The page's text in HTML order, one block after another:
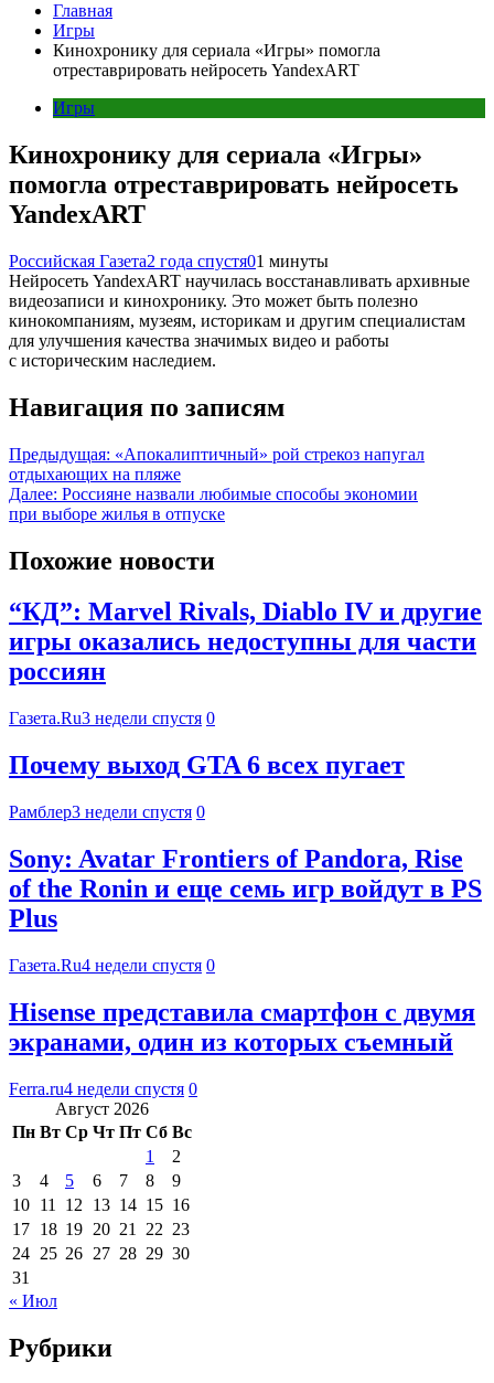
Главная
Игры
Кинохронику для сериала «Игры» помогла
отреставрировать нейросеть YandexART
Игры
Кинохронику для сериала «Игры»
помогла отреставрировать нейросеть
YandexART
Российская Газета2 года спустя01 минуты
Нейросеть YandexART научилась восстанавливать архивные
видеозаписи и кинохронику. Это может быть полезно
кинокомпаниям, музеям, историкам и другим специалистам
для улучшения качества значимых видео и работы
с историческим наследием.
Навигация по записям
Предыдущая: «Апокалиптичный» рой стрекоз напугал
отдыхающих на пляже
Далее: Россияне назвали любимые способы экономии
при выборе жилья в отпуске
Похожие новости
“КД”: Marvel Rivals, Diablo IV и другие
игры оказались недоступны для части
россиян
Газета.Ru3 недели спустя 0
Почему выход GTA 6 всех пугает
Рамблер3 недели спустя 0
Sony: Avatar Frontiers of Pandora, Rise
of the Ronin и еще семь игр войдут в PS
Plus
Газета.Ru4 недели спустя 0
Hisense представила смартфон с двумя
экранами, один из которых съемный
Ferra.ru4 недели спустя 0
Август 2026
Пн Вт Ср Чт Пт Сб Вс
1
2
3
4 5 6 7 8
9
10 11 12 13 14 15 16
17 18 19 20 21 22 23
24 25 26 27 28 29 30
31
« Июл
Рубрики